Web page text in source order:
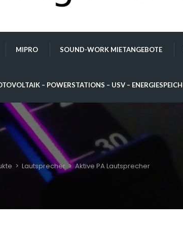
MIPRO SOUND-WORK MIETANGEBOTE
– POWERSTATIONS – USV –
> Lautsprecher >Aktive PA Lautsprecher